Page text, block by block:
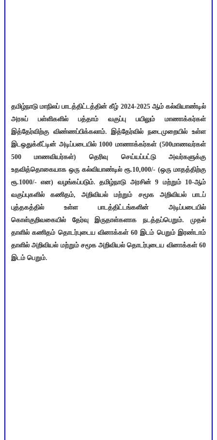
தமிழ்நாடு மாநிலப் பாடத்திட்டத்தின் கீழ் 2024-2025 ஆம் கல்வியாண்டில்
அரசுப் பள்ளிகளில் பத்தாம் வகுப்பு பயிலும் மாணாக்கர்கள்
இத்தேர்விற்கு விண்ணப்பிக்கலாம். இத்தேர்வில் நடைமுறையில் உள்ள
இடஒதுக்கீட்டின் அடிப்படையில் 1000 மாணாக்கர்கள் (500மாணவர்கள்
500 மாணவியர்கள்) தெரிவு செய்யப்பட்டு அவர்களுக்கு
உதவித்தொகையாக ஒரு கல்வியாண்டில் ரூ.10,000/- (ஒரு மாதத்திற்கு
ரூ.1000/- என) வழங்கப்படும். தமிழ்நாடு அரசின் 9 மற்றும் 10-ஆம்
வகுப்புகளில் கணிதம், அறிவியல் மற்றும் சமூக அறிவியல் பாடப்
புத்தகத்தில் உள்ள பாடத்திட்டங்களின் அடிப்படையில்
கொள்குறிவகையில் தேர்வு இருதாள்களாக நடத்தப்பெறும். முதல்
தாளில் கணிதம் தொடர்புடைய வினாக்கள் 60 இடம் பெறும் இரண்டாம்
தாளில் அறிவியல் மற்றும் சமூக அறிவியல் தொடர்புடைய வினாக்கள் 60
இடம் பெறும்.